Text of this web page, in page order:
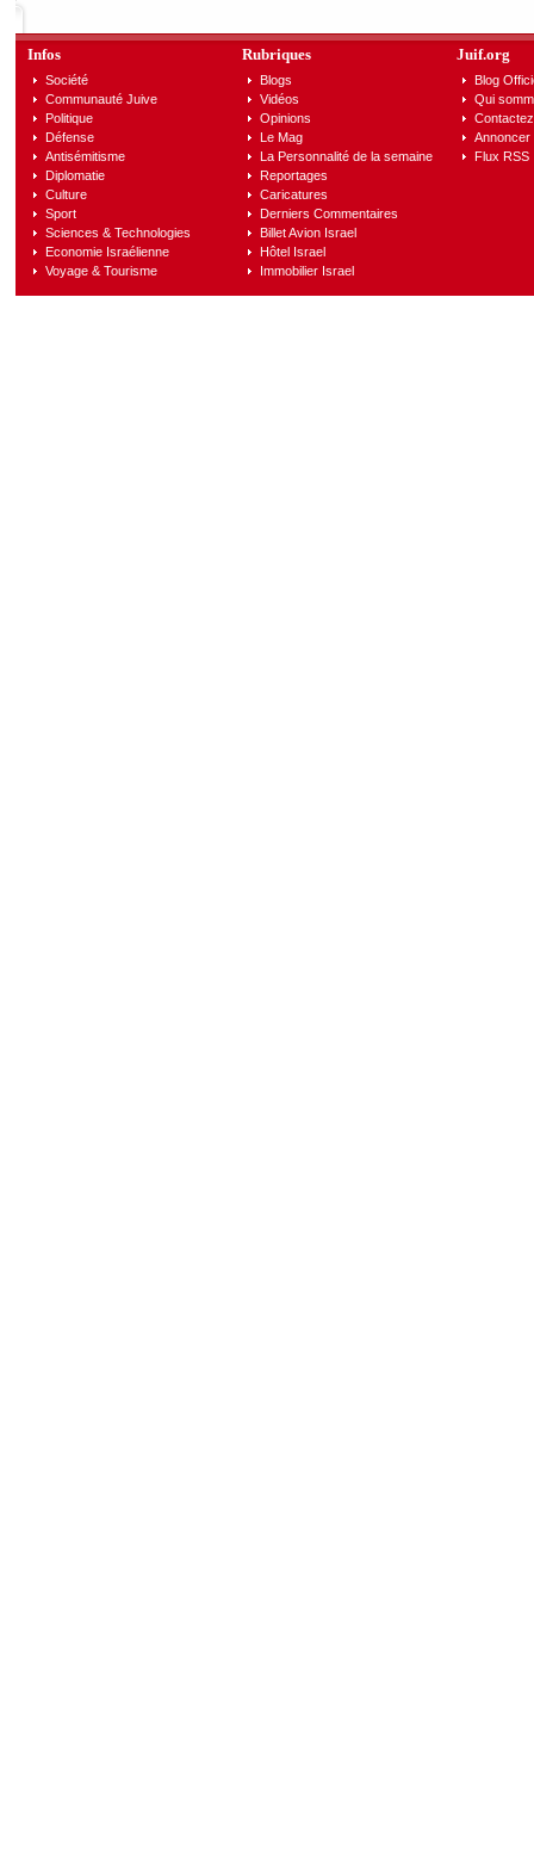
Infos
Société
Communauté Juive
Politique
Défense
Antisémitisme
Diplomatie
Culture
Sport
Sciences & Technologies
Economie Israélienne
Voyage & Tourisme
Rubriques
Blogs
Vidéos
Opinions
Le Mag
La Personnalité de la semaine
Reportages
Caricatures
Derniers Commentaires
Billet Avion Israel
Hôtel Israel
Immobilier Israel
Juif.org
Blog
Qui
Annoncer
Flux RSS